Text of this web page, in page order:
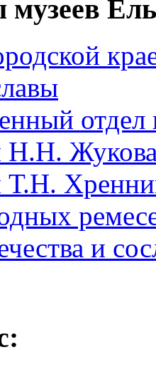
музеев
отдел
Н.Н.
и